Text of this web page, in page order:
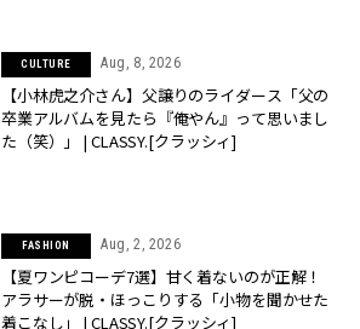
CULTURE Aug, 8, 2026
【小林虎之介さん】父譲りのライダース「父の
卒業アルバムを見たら『俺やん』って思いまし
た（笑）」 | CLASSY.[クラッシィ]
FASHION Aug, 2, 2026
【夏ワンピコーデ7選】甘く着ないのが正解！
アラサーが脱・ほっこりする「小物を聞かせた
着こなし」 | CLASSY.[クラッシィ]